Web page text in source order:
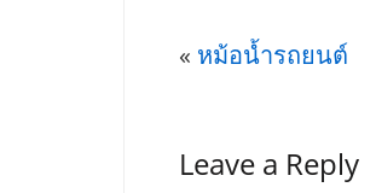
« หม้อน้ำรถยนต์
Leave a Reply